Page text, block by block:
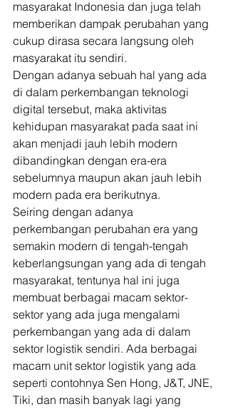
masyarakat Indonesia dan juga telah
memberikan dampak perubahan yang
cukup dirasa secara langsung oleh
masyarakat itu sendiri.
Dengan adanya sebuah hal yang ada
di dalam perkembangan teknologi
digital tersebut, maka aktivitas
kehidupan masyarakat pada saat ini
akan menjadi jauh lebih modern
dibandingkan dengan era-era
sebelumnya maupun akan jauh lebih
modern pada era berikutnya.
Seiring dengan adanya
perkembangan perubahan era yang
semakin modern di tengah-tengah
keberlangsungan yang ada di tengah
masyarakat, tentunya hal ini juga
membuat berbagai macam sektor-
sektor yang ada juga mengalami
perkembangan yang ada di dalam
sektor logistik sendiri. Ada berbagai
macam unit sektor logistik yang ada
seperti contohnya Sen Hong, J&T, JNE,
Tiki, dan masih banyak lagi yang